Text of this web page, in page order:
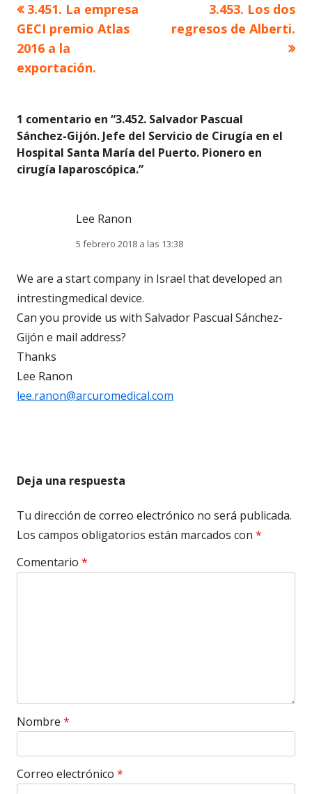
Navegación
de
entradas
Artículo
anterior
3.451. La empresa
GECI premio Atlas
2016 a la
exportación.
Artículo
siguiente
3.453. Los dos
regresos de Alberti.
1 comentario en “3.452. Salvador Pascual
Sánchez-Gijón. Jefe del Servicio de Cirugía en el
Hospital Santa María del Puerto. Pionero en
cirugía laparoscópica.”
Lee Ranon
5 febrero 2018 a las 13:38
We are a start company in Israel that developed an
intrestingmedical device.
Can you provide us with Salvador Pascual Sánchez-
Gijón e mail address?
Thanks
Lee Ranon
lee.ranon@arcuromedical.com
Deja una respuesta
Tu dirección de correo electrónico no será publicada.
Los campos obligatorios están marcados con *
Comentario *
Nombre *
Correo electrónico *